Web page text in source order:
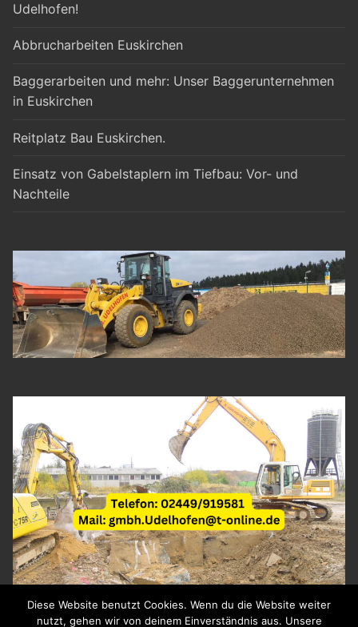
Udelhofen!
Abbrucharbeiten Euskirchen
Baggerarbeiten und mehr: Unser Baggerunternehmen
in Euskirchen
Reitplatz Bau Euskirchen.
Einsatz von Gabelstaplern im Tiefbau: Vor- und
Nachteile
Diese Website benutzt Cookies. Wenn du die Website weiter
nutzt, gehen wir von deinem Einverständnis aus. Unsere